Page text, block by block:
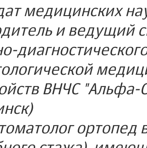
медицинских
и ведущий
ВНЧС "Альфа-
ортопед